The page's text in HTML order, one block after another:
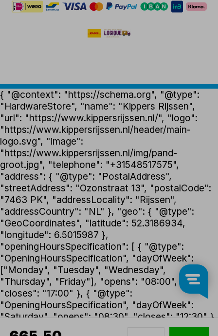
{ "@context": "https://schema.org", "@type":
"HardwareStore", "name": "Kippers Rijssen",
"url": "https://www.kippersrijssen.nl/", "logo":
"https://www.kippersrijssen.nl/header/main-
logo.svg", "image":
"https://www.kippersrijssen.nl/img/pand-
groot.jpg", "telephone": "+31548517575",
"address": { "@type": "PostalAddress",
"streetAddress": "Ozonstraat 13", "postalCode":
"7463 PK", "addressLocality": "Rijssen",
"addressCountry": "NL" }, "geo": { "@type":
"GeoCoordinates", "latitude": 52.3186934,
"longitude": 6.5015987 },
"openingHoursSpecification": [ { "@type":
"OpeningHoursSpecification", "dayOfWeek":
["Monday", "Tuesday", "Wednesday",
"Thursday", "Friday"], "opens": "08:00",
"closes": "17:00" }, { "@type":
"OpeningHoursSpecification", "dayOfWeek":
"Saturday", "opens": "08:30", "closes": "12:30" }
], "foundingDate": "1992", "founder": { "@type":